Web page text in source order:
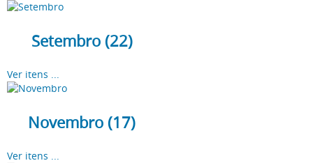
Setembro (22)
Ver itens ...
Novembro (17)
Ver itens ...